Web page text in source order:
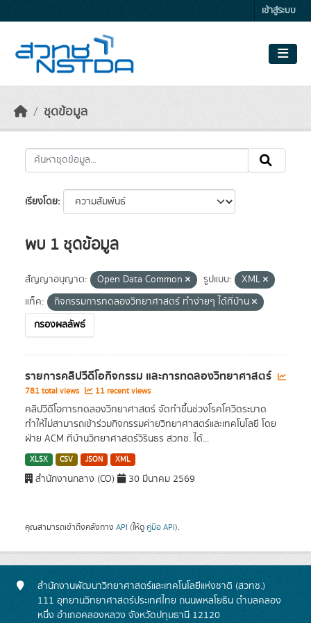
เข้าสู่ระบบ
ชุดข้อมูล
เรียงโดย
พบ 1 ชุดข้อมูล
สัญญาอนุญาต: Open Data Common รูปแบบ:
XML
แท็ค:
กิจกรรมการทดลองวิทยาศาสตร์ ทำง่ายๆ ได้ที่บ้าน
กรองผลลัพธ์
รายการคลิปวีดีโอกิจกรรม และการทดลองวิทยาศาสตร์
781 total views 11 recent views
คลิปวีดีโอการทดลองวิทยาศาสตร์ จัดทำขึ้นช่วงโรคโควิดระบาด
ทำให้ไม่สามารถเข้าร่วมกิจกรรมค่ายวิทยาศาสตร์และเทคโนโลยี โดย
ฝ่าย ACM ที่บ้านวิทยาศาสตร์วิรินธร สวทช. ได้...
XLSX CSV JSON XML
สำนักงานกลาง (CO) 30 มีนาคม 2569
คุณสามารถเข้าถึงคลังทาง API (ให้ดู คู่มือ API).
สำนักงานพัฒนาวิทยาศาสตร์และเทคโนโลยีแห่งชาติ (สวทช.)
111 อุทยานวิทยาศาสตร์ประเทศไทย ถนนพหลโยธิน ตำบลคลอง
หนึ่ง อำเภอคลองหลวง จังหวัดปทุมธานี 12120